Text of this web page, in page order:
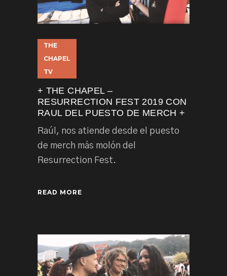
THE
CHAPEL
TV
+ THE CHAPEL –
RESURRECTION FEST 2019 CON
RAUL DEL PUESTO DE MERCH +
Raúl, nos atiende desde el puesto
de merch más molón del
Resurrection Fest.
READ MORE